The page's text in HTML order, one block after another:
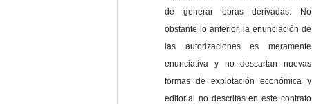
de generar obras derivadas. No
obstante lo anterior, la enunciación de
las autorizaciones es meramente
enunciativa y no descartan nuevas
formas de explotación económica y
editorial no descritas en este contrato